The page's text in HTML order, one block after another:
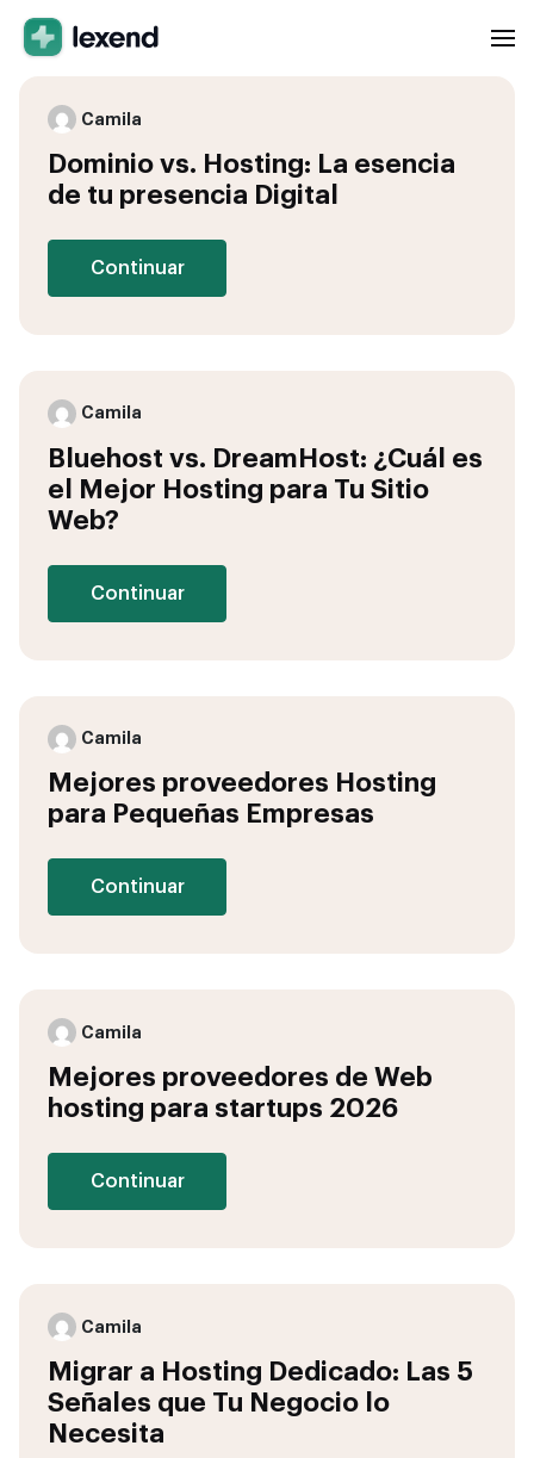
Camila
Dominio vs. Hosting: La esencia
de tu presencia Digital
Continuar
Camila
Bluehost vs. DreamHost: ¿Cuál es
el Mejor Hosting para Tu Sitio
Web?
Continuar
Camila
Mejores proveedores Hosting
para Pequeñas Empresas
Continuar
Camila
Mejores proveedores de Web
hosting para startups 2026
Continuar
Camila
Migrar a Hosting Dedicado: Las 5
Señales que Tu Negocio lo
Necesita